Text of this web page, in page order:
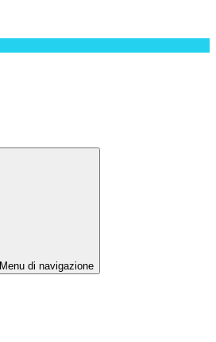
Menu di navigazione